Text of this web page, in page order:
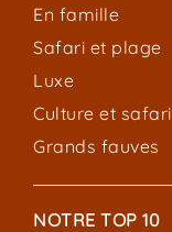
En famille
Safari et plage
Luxe
Culture et safari
Grands fauves
NOTRE TOP 10